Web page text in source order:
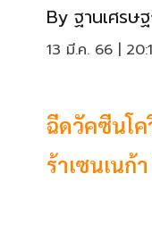
By ฐานเศรษ
13 มี.ค. 66 |
ฉีดวัคซีนโ
ร้าเซนเนก้